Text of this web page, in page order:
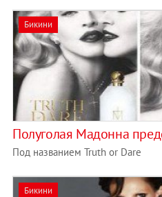
Бикини
Полуголая Мадонна
Под названием Truth or Dare
Бикини